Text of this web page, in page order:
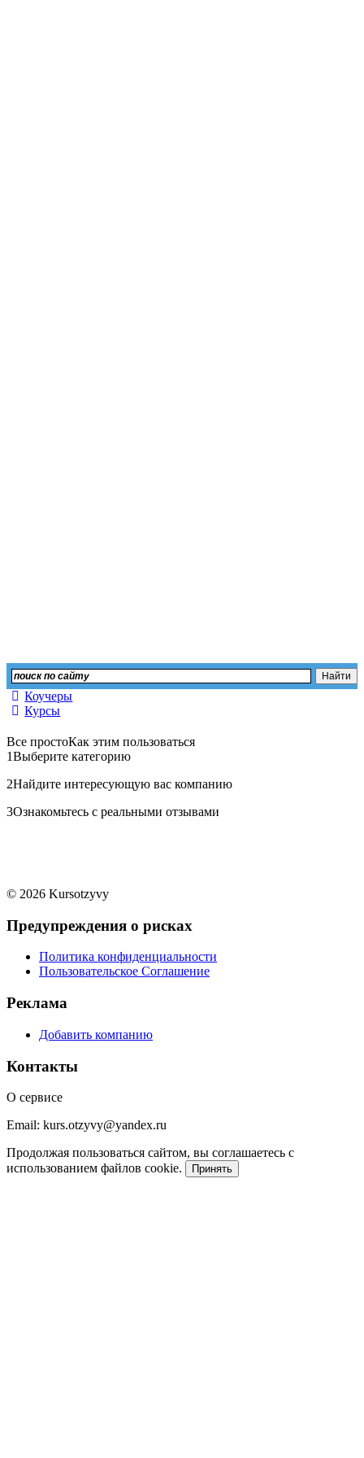
Коучеры
Курсы
Все простоКак этим пользоваться
1Выберите категорию
2Найдите интересующую вас компанию
3Ознакомьтесь с реальными отзывами
© 2026 Kursotzyvy
Предупреждения о рисках
Политика конфиденциальности
Пользовательское Соглашение
Реклама
Добавить компанию
Контакты
О сервисе
Email: kurs.otzyvy@yandex.ru
Продолжая пользоваться сайтом, вы соглашаетесь с
использованием файлов cookie.
Принять